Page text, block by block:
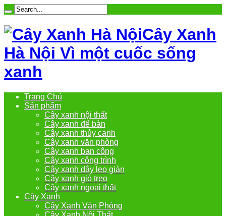
Cây Xanh
Hà Nội Vì một cuốc sống
xanh
Trang Chủ
Sản phẩm
Cây xanh nội thất
Cây xanh để bàn
Cây xanh thủy canh
Cây xanh văn phòng
Cây xanh ban công
Cây xanh công trình
Cây xanh dây leo giàn
Cây xanh giỏ treo
Cây xanh ngoại thất
Cây Xanh
Cây Xanh Văn Phòng